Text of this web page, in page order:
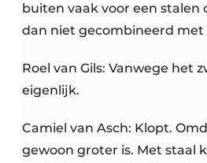
buiten vaak voor een stalen
dan niet gecombineerd met
Roel van Gils: Vanwege het
eigenlijk.
Camiel van Asch: Klopt.
gewoon groter is. Met staal